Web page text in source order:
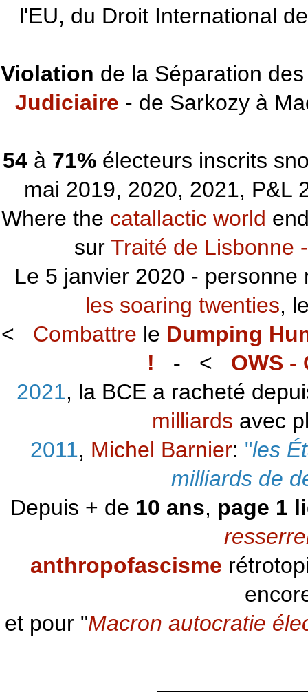
l'EU, du Droit International
Violation de la Séparation
Judiciaire - de Sarkozy à
54à 71%électeurs inscrits
mai 2019, 2020, 2021, P&L
Where the catallactic world
sur Traité de Lisbonne
Le 5 janvier 2020 -
les soaring twenties,
< Combattre le Dumping
! - < OWS -
2021, la BCE a racheté
milliards avec
2011, Michel Barnier: "les
milliards de
Depuis + de 10 ans, page 1
anthropofascisme
et pour "Macron autocratie